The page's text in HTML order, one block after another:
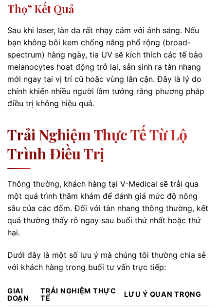
Thọ” Kết Quả
Sau khi laser, làn da rất nhạy cảm với ánh sáng. Nếu
bạn không bôi kem chống nắng phổ rộng (broad-
spectrum) hàng ngày, tia UV sẽ kích thích các tế bào
melanocytes hoạt động trở lại, sản sinh ra tàn nhang
mới ngay tại vị trí cũ hoặc vùng lân cận. Đây là lý do
chính khiến nhiều người lầm tưởng rằng phương pháp
điều trị không hiệu quả.
Trải Nghiệm Thực Tế Từ Lộ
Trình Điều Trị
Thông thường, khách hàng tại V-Medical sẽ trải qua
một quá trình thăm khám để đánh giá mức độ nông
sâu của các đốm. Đối với tàn nhang thông thường, kết
quả thường thấy rõ ngay sau buổi thứ nhất hoặc thứ
hai.
Dưới đây là một số lưu ý mà chúng tôi thường chia sẻ
với khách hàng trong buổi tư vấn trực tiếp:
GIAI
ĐOẠN
TRẢI NGHIỆM THỰC
TẾ
LƯU Ý QUAN TRỌNG